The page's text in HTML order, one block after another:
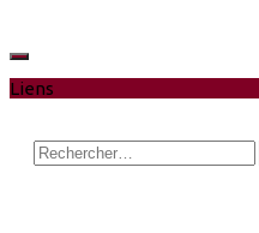
Liens
Rechercher :